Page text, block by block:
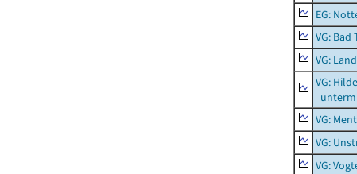
EG:
VG: Bad
VG:
VG:
VG:
VG:
VG: